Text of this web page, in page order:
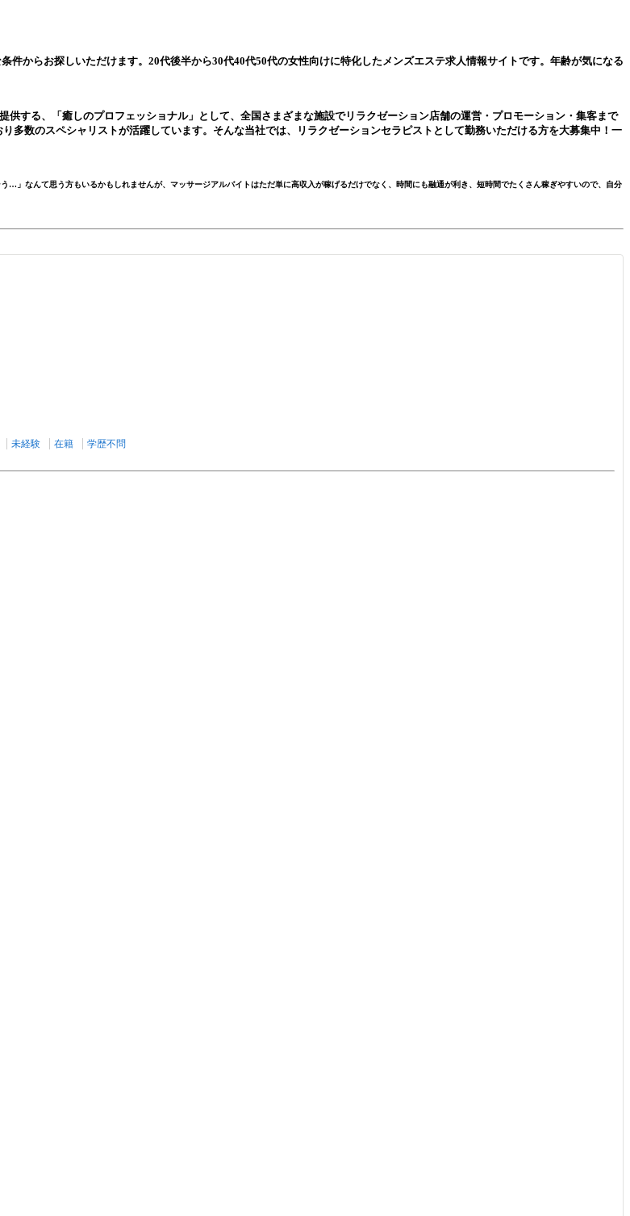
件からお探しいただけます。20代後半から30代40代50代の女性向けに特化した メンズエステ求人情報サイトです。年齢が気になる
供する、「癒しのプロフェッショナル」として、全国さまざまな施設でリラクゼーション店舗の運営・プロモーション・集客まで
多数のスペシャリストが活躍しています。そんな当社では、リラクゼーションセラピストとして勤務いただける方を大募集中！一
…」なんて思う方もいるかもしれませんが、マッサージアルバイトはただ単に高収入が稼げるだけでなく、時間にも融通が利き、短時間でたくさん稼ぎやすいので、自分
未経験 在籍 学歴不問